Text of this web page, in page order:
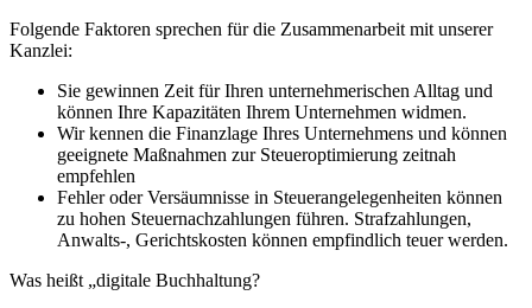
Folgende Faktoren sprechen für die Zusammenarbeit mit unserer
Kanzlei:
Sie gewinnen Zeit für Ihren unternehmerischen Alltag und
können Ihre Kapazitäten Ihrem Unternehmen widmen.
Wir kennen die Finanzlage Ihres Unternehmens und können
geeignete Maßnahmen zur Steueroptimierung zeitnah
empfehlen
Fehler oder Versäumnisse in Steuerangelegenheiten können
zu hohen Steuernachzahlungen führen. Strafzahlungen,
Anwalts-, Gerichtskosten können empfindlich teuer werden.
Was heißt „digitale Buchhaltung?